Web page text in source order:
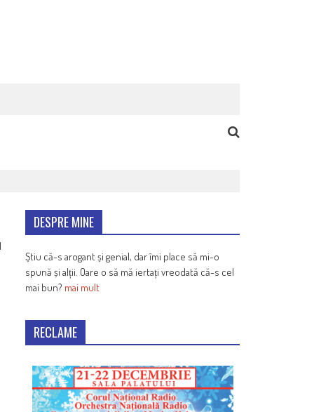
DESPRE MINE
Știu că-s arogant și genial, dar îmi place să mi-o
spună și alții. Oare o să mă iertați vreodată că-s cel
mai bun? mai mult
RECLAME